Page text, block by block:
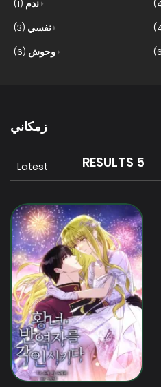
ندم (1)
نفسي (3)
وحوش (6)
زمكاني
5 RESULTS
Latest